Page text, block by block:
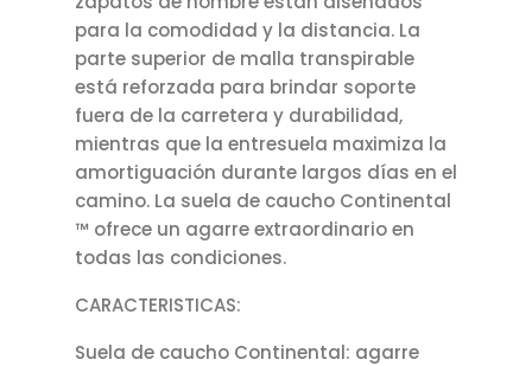
para la comodidad y la distancia. La
parte superior de malla transpirable
está reforzada para brindar soporte
fuera de la carretera y durabilidad,
mientras que la entresuela maximiza la
amortiguación durante largos días en el
camino. La suela de caucho Continental
™ ofrece un agarre extraordinario en
todas las condiciones.
CARACTERISTICAS:
Suela de caucho Continental: agarre